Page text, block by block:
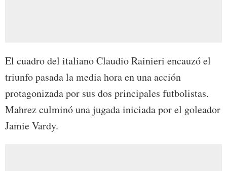
El cuadro del italiano Claudio Rainieri encauzó el
triunfo pasada la media hora en una acción
protagonizada por sus dos principales futbolistas.
Mahrez culminó una jugada iniciada por el goleador
Jamie Vardy.